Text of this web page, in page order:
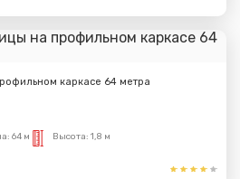
каркасе 64 метра
64 м Высота: 1,8 м